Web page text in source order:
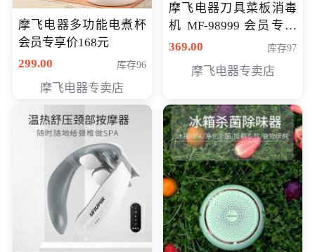
摩飞电器多功能电煮杯
会员专享价168元
299.00
库存96
摩飞电器专卖店
摩飞电器刀具菜板消毒
机 MF-98999 会员专享
价286元
369.00 库存97
摩飞电器专卖店